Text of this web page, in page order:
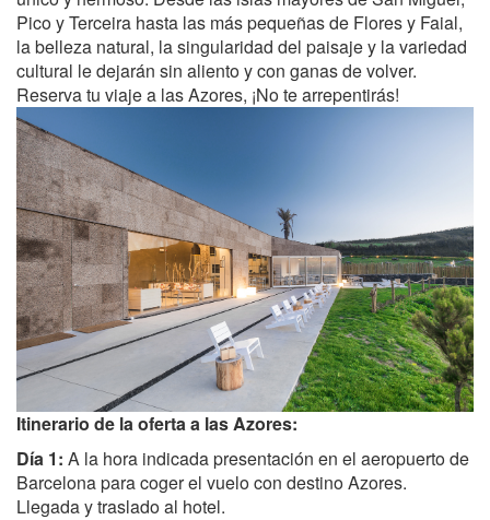
Pico y Terceira hasta las más pequeñas de Flores y Faial,
la belleza natural, la singularidad del paisaje y la variedad
cultural le dejarán sin aliento y con ganas de volver.
Reserva tu viaje a las Azores, ¡No te arrepentirás!
Itinerario de la oferta a las Azores:
Día 1: A la hora indicada presentación en el aeropuerto de
Barcelona para coger el vuelo con destino Azores.
Llegada y traslado al hotel.